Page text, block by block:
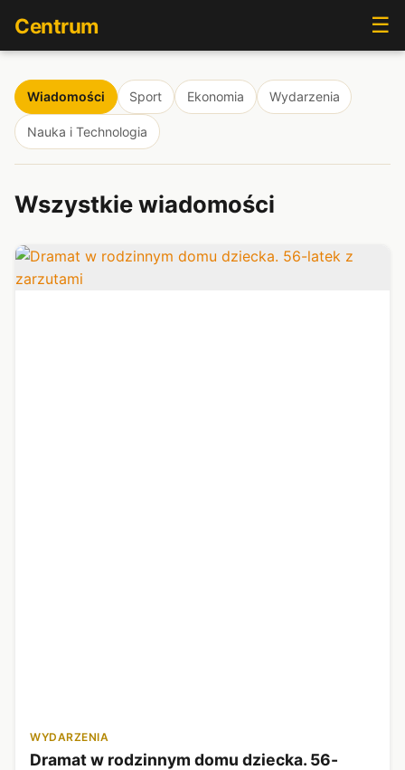
Centrum ☰
Wiadomości Sport Ekonomia Wydarzenia
Nauka i Technologia
Wszystkie wiadomości
WYDARZENIA
Dramat w rodzinnym domu dziecka. 56-